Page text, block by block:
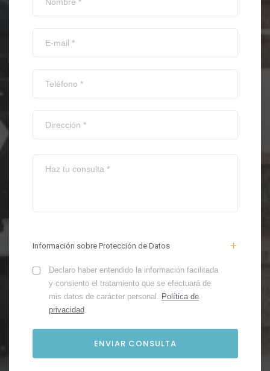
Información sobre Protección de Datos
Declaro haber entendido la información facilitada
y consiento el tratamiento que se efectuará de
mis datos de carácter personal. Política de
privacidad.